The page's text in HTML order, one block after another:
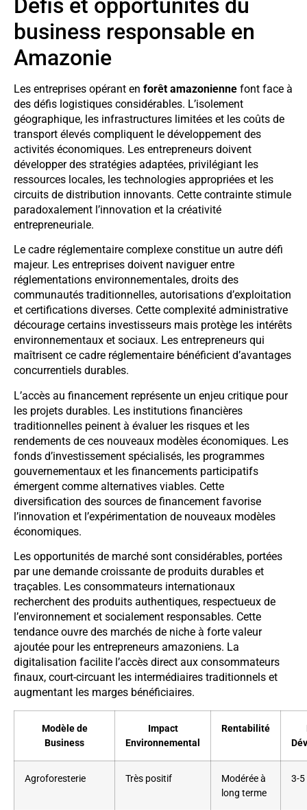
Défis et opportunités du
business responsable en
Amazonie
Les entreprises opérant en forêt amazonienne font face à
des défis logistiques considérables. L’isolement
géographique, les infrastructures limitées et les coûts de
transport élevés compliquent le développement des
activités économiques. Les entrepreneurs doivent
développer des stratégies adaptées, privilégiant les
ressources locales, les technologies appropriées et les
circuits de distribution innovants. Cette contrainte stimule
paradoxalement l’innovation et la créativité
entrepreneuriale.
Le cadre réglementaire complexe constitue un autre défi
majeur. Les entreprises doivent naviguer entre
réglementations environnementales, droits des
communautés traditionnelles, autorisations d’exploitation
et certifications diverses. Cette complexité administrative
décourage certains investisseurs mais protège les intérêts
environnementaux et sociaux. Les entrepreneurs qui
maîtrisent ce cadre réglementaire bénéficient d’avantages
concurrentiels durables.
L’accès au financement représente un enjeu critique pour
les projets durables. Les institutions financières
traditionnelles peinent à évaluer les risques et les
rendements de ces nouveaux modèles économiques. Les
fonds d’investissement spécialisés, les programmes
gouvernementaux et les financements participatifs
émergent comme alternatives viables. Cette
diversification des sources de financement favorise
l’innovation et l’expérimentation de nouveaux modèles
économiques.
Les opportunités de marché sont considérables, portées
par une demande croissante de produits durables et
traçables. Les consommateurs internationaux
recherchent des produits authentiques, respectueux de
l’environnement et socialement responsables. Cette
tendance ouvre des marchés de niche à forte valeur
ajoutée pour les entrepreneurs amazoniens. La
digitalisation facilite l’accès direct aux consommateurs
finaux, court-circuant les intermédiaires traditionnels et
augmentant les marges bénéficiaires.
Modèle de
Business
Impact
Environnemental
Rentabilité
Agroforesterie Très positif
Modérée à
long terme
3-5